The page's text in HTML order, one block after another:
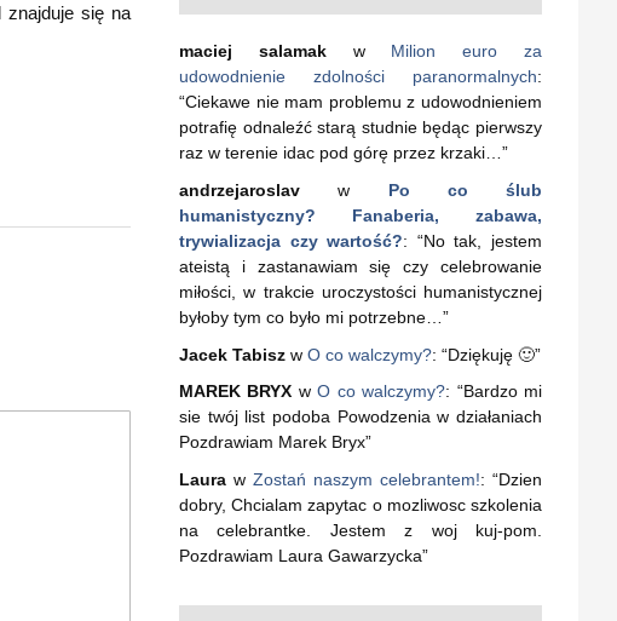
znajduje się na
maciej salamakw Milion euro za
udowodnienie zdolności paranormalnych:
“Ciekawe nie mam problemu z udowodnieniem
potrafię odnaleźć starą studnie będąc pierwszy
raz w terenie idac pod górę przez krzaki… ”
andrzejaroslav w Po co ślub
humanistyczny? Fanaberia, zabawa,
trywializacja czy wartość?: “No tak, jestem
ateistą i zastanawiam się czy celebrowanie
miłości, w trakcie uroczystości humanistycznej
byłoby tym co było mi potrzebne… ”
Jacek Tabisz w O co walczymy?: “Dziękuję 🙂”
MAREK BRYX wO co walczymy?: “Bardzo mi
sie twój list podoba Powodzenia w działaniach
Pozdrawiam Marek Bryx”
Laura w Zostań naszym celebrantem!: “Dzien
dobry, Chcialam zapytac o mozliwosc szkolenia
na celebrantke. Jestem z woj kuj-pom.
Pozdrawiam Laura Gawarzycka”